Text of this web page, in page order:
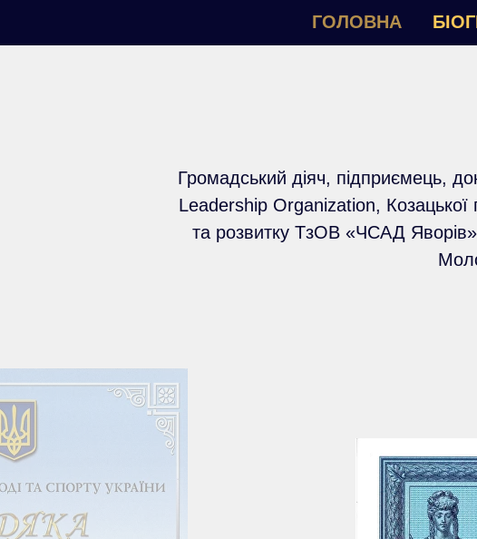
ГОЛОВНА
Громадський діяч, підприємець,
Leadership Organization, Козацької
та розвитку ТзОВ «ЧСАД Яворів»,